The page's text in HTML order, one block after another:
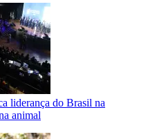
liderança do Brasil na
animal